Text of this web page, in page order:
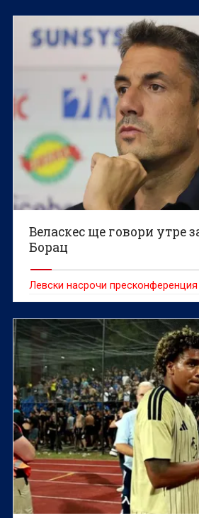
Херцеговина Борац Баня Лука в
Шампионската лига.
Веласкес ще говори утре
Борац
Левски насрочи пресконференция